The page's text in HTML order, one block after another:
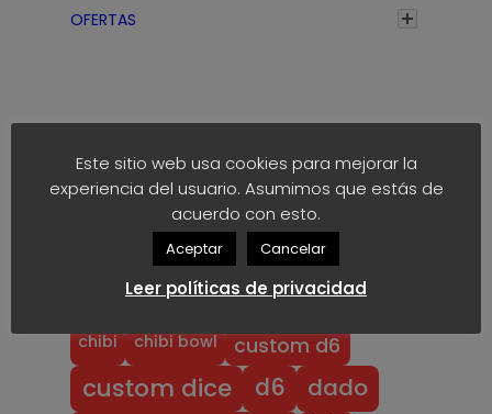
OFERTAS
Etiquetas
akaro dice anime block
block dice blood bowl
chibi chibi bowl custom d6
custom dice d6 dado
Este sitio web usa cookies para mejorar la
experiencia del usuario. Asumimos que estás de
acuerdo con esto.
Aceptar Cancelar
Leer políticas de privacidad